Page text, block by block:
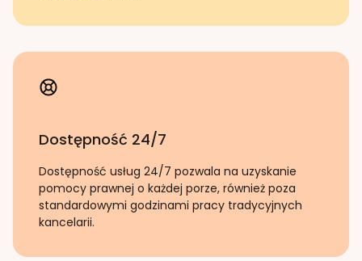
Dostępność 24/7
Dostępność usług 24/7 pozwala na uzyskanie
pomocy prawnej o każdej porze, również poza
standardowymi godzinami pracy tradycyjnych
kancelarii.